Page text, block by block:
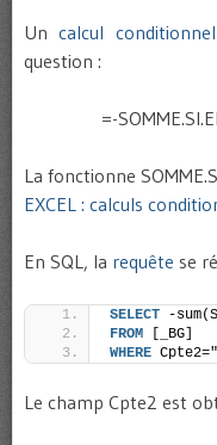
Uncalcul conditionnel
question :
=-
La fonctionne
EXCEL : calculs
En SQL, la requête se
SELECT -
FROM [_BG]
WHERE Cpte2="
Le champ Cpte2 est